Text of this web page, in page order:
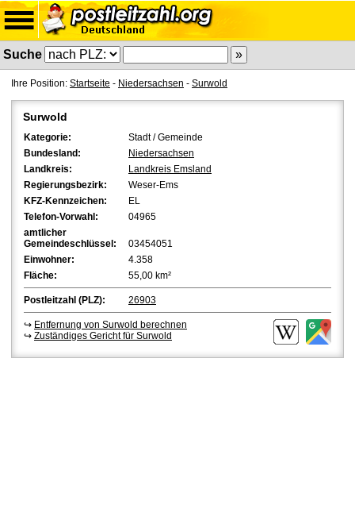
Suche
Ihre Position: Startseite - Niedersachsen - Surwold
Surwold
Kategorie:
Stadt / Gemeinde
Bundesland:
Niedersachsen
Landkreis:
Landkreis Emsland
Regierungsbezirk:
Weser-Ems
KFZ-Kennzeichen:
EL
Telefon-Vorwahl:
04965
amtlicher
Gemeindeschlüssel:
03454051
Einwohner:
4.358
Fläche:
55,00 km²
Postleitzahl (PLZ): 26903
↪ Entfernung von Surwold berechnen
↪ Zuständiges Gericht für Surwold